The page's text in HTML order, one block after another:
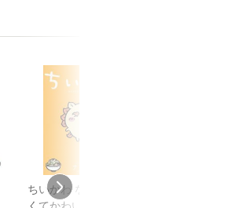
ちいかわ なんか小さ
くてかわいいやつ 6/